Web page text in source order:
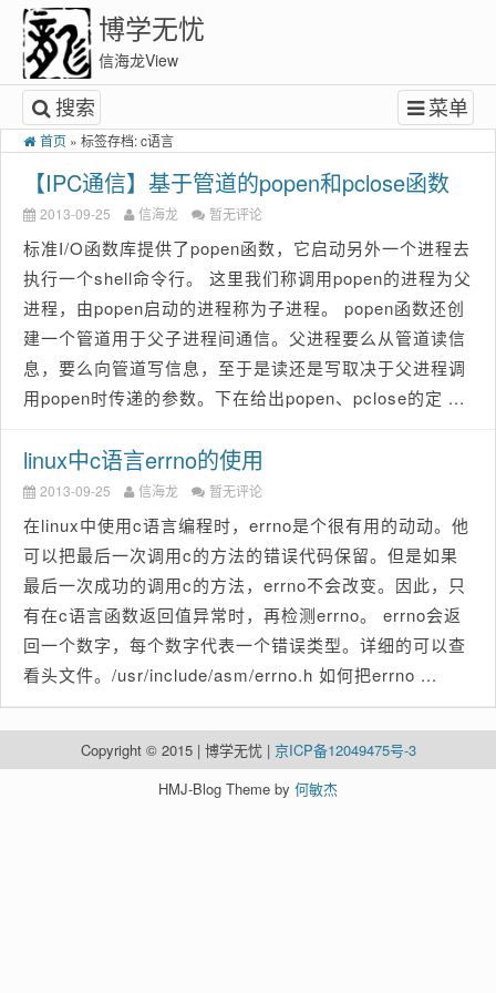
博学无忧
信海龙View
搜索 菜单
首页 » 标签存档: c语言
【IPC通信】基于管道的popen和pclose函数
2013-09-25 信海龙 暂无评论
标准I/O函数库提供了popen函数，它启动另外一个进程去
执行一个shell命令行。 这里我们称调用popen的进程为父
进程，由popen启动的进程称为子进程。 popen函数还创
建一个管道用于父子进程间通信。父进程要么从管道读信
息，要么向管道写信息，至于是读还是写取决于父进程调
用popen时传递的参数。下在给出popen、pclose的定 ...
linux中c语言errno的使用
2013-09-25 信海龙 暂无评论
在linux中使用c语言编程时，errno是个很有用的动动。他
可以把最后一次调用c的方法的错误代码保留。但是如果
最后一次成功的调用c的方法，errno不会改变。因此，只
有在c语言函数返回值异常时，再检测errno。 errno会返
回一个数字，每个数字代表一个错误类型。详细的可以查
看头文件。/usr/include/asm/errno.h 如何把errno ...
Copyright © 2015 | 博学无忧 | 京ICP备12049475号-3
HMJ-Blog Theme by 何敏杰